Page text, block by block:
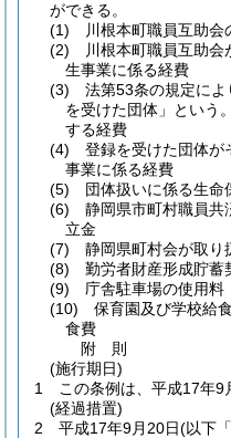
ができる。
(1)
川根本町職員互助会
(2)
川根本町職員互助
生事業に係る経費
(3)
法第53条の規定に
を受けた団体」という
する経費
(4)
登録を受けた団体が
事業に係る経費
(5)
団体扱いに係る生命
(6)
静岡県市町村職員共
立金
(7)
静岡県町村会が取り
(8)
勤労者財産形成貯蓄
(9)
庁舎駐車場の使用料
(10)
保育園及び学校給
食費
附 則
(施行期日)
1
この条例は、平成17年9
(経過措置)
2
平成17年9月20日(以下